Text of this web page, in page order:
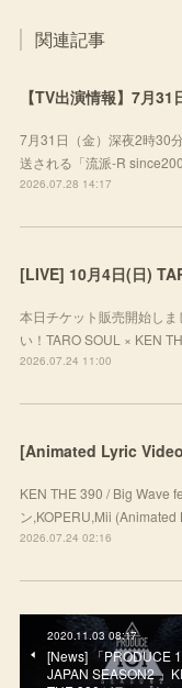
関連記事
7月31日（金）深夜2時30
送される「流派-R
2026.07.28 14:17
本日チケット販売開始し
い！TARO SOUL × KEN
2026.07.24 11:00
KEN THE 390 / Big Wave
ン,KOPERU,Mii
2026.07.24 02:16
2020.11.03 08:17
[News] 「PRODUCE
JAPAN SEASON2 」